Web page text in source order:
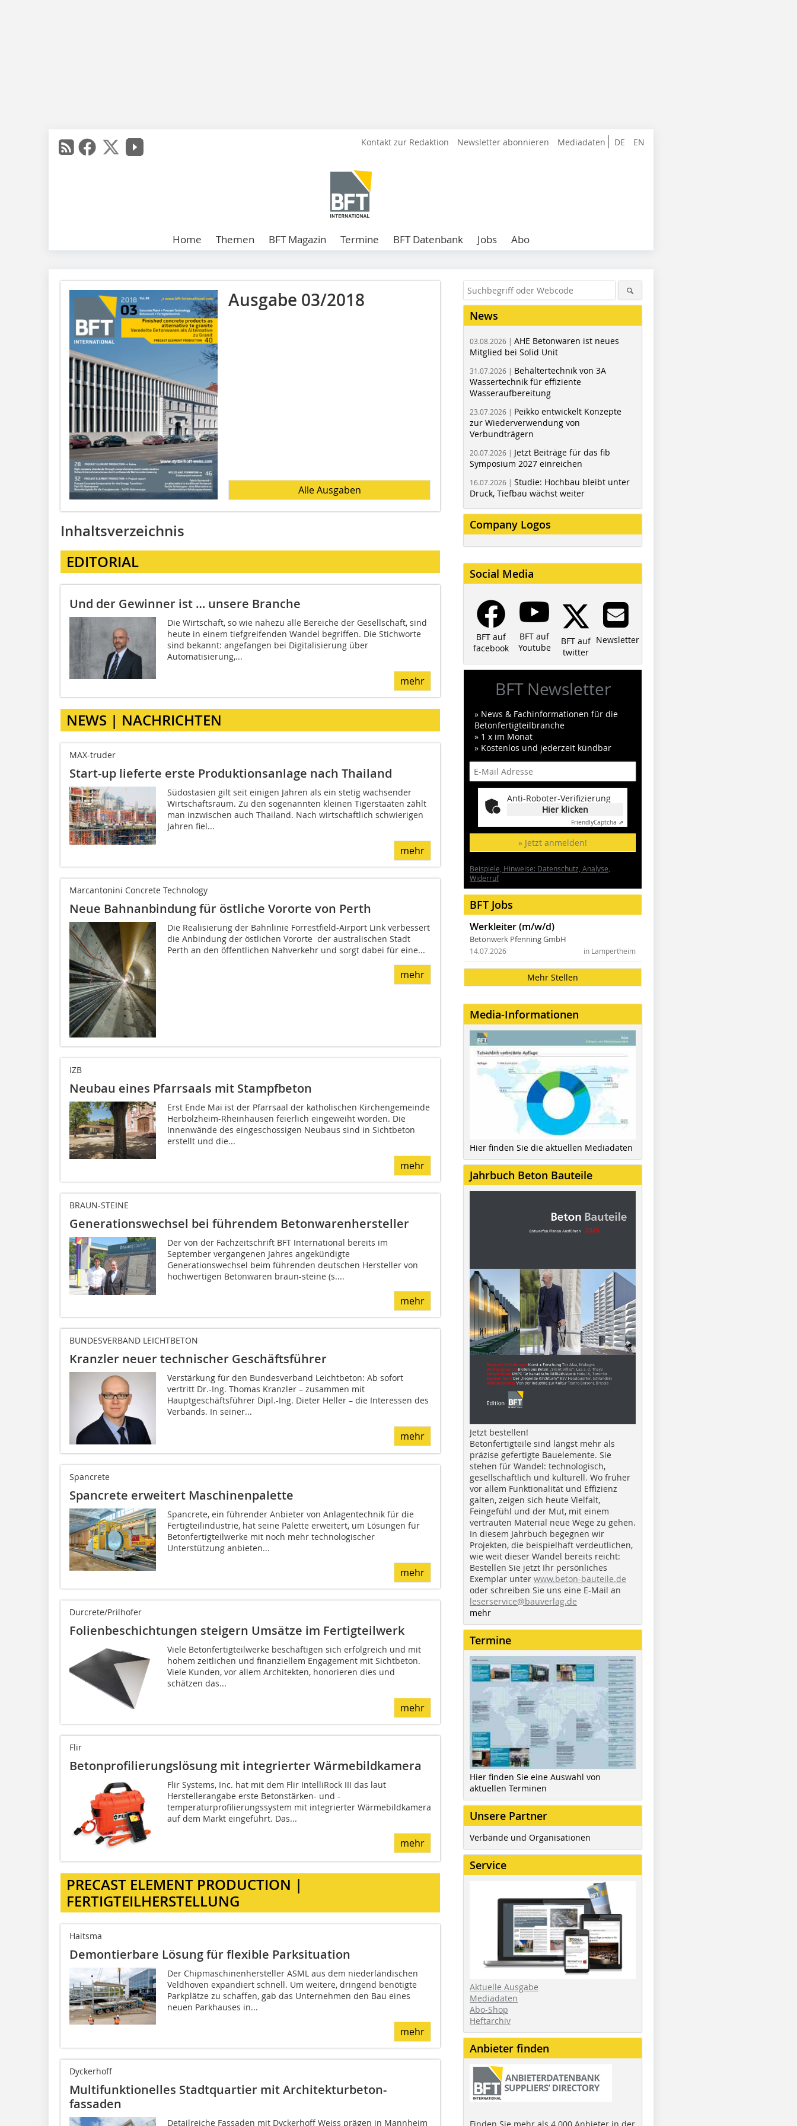
DE EN
Kontakt zur Redaktion Newsletter abonnieren Mediadaten
Home Themen BFT Magazin Termine BFT Datenbank Jobs Abo
Ausgabe 03/2018
Alle Ausgaben
Inhaltsverzeichnis
EDITORIAL
Und der Gewinner ist … unsere Branche
Die Wirtschaft, so wie nahezu alle Bereiche der Gesellschaft, sind
heute in einem tiefgreifenden Wandel begriffen. Die Stichworte
sind bekannt: angefangen bei Digitalisierung über
Automatisierung,...
mehr
NEWS | NACHRICHTEN
MAX-truder
Start-up lieferte erste Produktionsanlage nach Thailand
Südostasien gilt seit einigen Jahren als ein stetig wachsender
Wirtschaftsraum. Zu den sogenannten kleinen Tigerstaaten zählt
man inzwischen auch Thailand. Nach wirtschaftlich schwierigen
Jahren fiel...
mehr
Marcantonini Concrete Technology
Neue Bahnanbindung für östliche Vororte von Perth
Die Realisierung der Bahnlinie Forrestfield-Airport Link verbessert
die Anbindung der östlichen Vororte der australischen Stadt
Perth an den öffentlichen Nahverkehr und sorgt dabei für eine...
mehr
IZB
Neubau eines Pfarrsaals mit Stampfbeton
Erst Ende Mai ist der Pfarrsaal der katholischen Kirchengemeinde
Herbolzheim-Rheinhausen feierlich eingeweiht worden. Die
Innenwände des eingeschossigen Neubaus sind in Sichtbeton
erstellt und die...
mehr
BRAUN-STEINE
Generationswechsel bei führendem Betonwarenhersteller
Der von der Fachzeitschrift BFT International bereits im
September vergangenen Jahres angekündigte
Generationswechsel beim führenden deutschen Hersteller von
hochwertigen Betonwaren braun-steine (s....
mehr
BUNDESVERBAND LEICHTBETON
Kranzler neuer technischer Geschäftsführer
Verstärkung für den Bundesverband Leichtbeton: Ab sofort
vertritt Dr.-Ing. Thomas Kranzler – zusammen mit
Hauptgeschäftsführer Dipl.-Ing. Dieter Heller – die Interessen des
Verbands. In seiner...
mehr
Spancrete
Spancrete erweitert Maschinenpalette
Spancrete, ein führender Anbieter von Anlagentechnik für die
Fertigteilindustrie, hat seine Palette erweitert, um Lösungen für
Betonfertigteilwerke mit noch mehr technologischer
Unterstützung anbieten...
mehr
Durcrete/Prilhofer
Folienbeschichtungen steigern Umsätze im Fertigteilwerk
Viele Betonfertigteilwerke beschäftigen sich erfolgreich und mit
hohem zeitlichen und finanziellem Engagement mit Sichtbeton.
Viele Kunden, vor allem Architekten, honorieren dies und
schätzen das...
mehr
Flir
Betonprofilierungslösung mit integrierter Wärmebild­kamera
Flir Systems, Inc. hat mit dem Flir IntelliRock III das laut
Herstellerangabe erste Betonstärken- und -
temperaturprofilierungssystem mit integrierter Wärmebildkamera
auf dem Markt eingeführt. Das...
mehr
PRECAST ELEMENT PRODUCTION |
FERTIGTEILHERSTELLUNG
Haitsma
Demontierbare Lösung für flexible Parksituation
Der Chipmaschinenhersteller ASML aus dem niederländischen
Veldhoven expandiert schnell. Um weitere, dringend benötigte
Parkplätze zu schaffen, gab das Unternehmen den Bau eines
neuen Parkhauses in...
mehr
Dyckerhoff
Multifunktionelles Stadtquartier mit Architekturbeton-
fassaden
Detailreiche Fassaden mit Dyckerhoff Weiss prägen in Mannheim
News
03.08.2026 | AHE Betonwaren ist neues
Mitglied bei Solid Unit
31.07.2026 | Behältertechnik von 3A
Wassertechnik für effiziente
Wasseraufbereitung
23.07.2026 | Peikko entwickelt Konzepte
zur Wiederverwendung von
Verbundträgern
20.07.2026 | Jetzt Beiträge für das fib
Symposium 2027 einreichen
16.07.2026 | Studie: Hochbau bleibt unter
Druck, Tiefbau wächst weiter
Company Logos
Social Media
BFT auf
facebook
BFT auf
Youtube
BFT auf
twitter
Newsletter
BFT Newsletter
» News & Fachinformationen für die
Betonfertigteilbranche
» 1 x im Monat
» Kostenlos und jederzeit kündbar
Anti-Roboter-Verifizierung
Hier klicken
FriendlyCaptcha ⇗
» Jetzt anmelden!
Beispiele, Hinweise: Datenschutz, Analyse,
Widerruf
BFT Jobs
Werkleiter (m/w/d)
Betonwerk Pfenning GmbH
in Lampertheim
14.07.2026
Mehr Stellen
Media-Informationen
Hier finden Sie die aktuellen Mediadaten
Jahrbuch Beton Bauteile
Jetzt bestellen!
Betonfertigteile sind längst mehr als
präzise gefertigte Bauelemente. Sie
stehen für Wandel: technologisch,
gesellschaftlich und kulturell. Wo früher
vor allem Funktionalität und Effizienz
galten, zeigen sich heute Vielfalt,
Feingefühl und der Mut, mit einem
vertrauten Material neue Wege zu gehen.
In diesem Jahrbuch begegnen wir
Projekten, die beispielhaft verdeutlichen,
wie weit dieser Wandel bereits reicht:
Bestellen Sie jetzt Ihr persönliches
Exemplar unter www.beton-bauteile.de
oder schreiben Sie uns eine E-Mail an
leserservice@bauverlag.de
mehr
Termine
Hier finden Sie eine Auswahl von
aktuellen Terminen
Unsere Partner
Verbände und Organisationen
Service
Aktuelle Ausgabe
Mediadaten
Abo-Shop
Heftarchiv
Anbieter finden